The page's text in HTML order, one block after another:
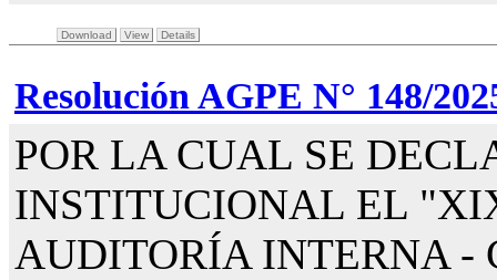
Download View Details
Resolución AGPE N° 148/
POR LA CUAL SE
INSTITUCIONAL EL
AUDITORÍA INTERNA -